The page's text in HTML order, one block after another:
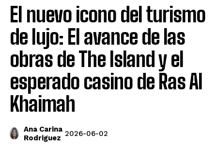
El nuevo icono del turismo
de lujo: El avance de las
obras de The Island y el
esperado casino de Ras Al
Khaimah
Ana Carina
Rodriguez 2026-06-02